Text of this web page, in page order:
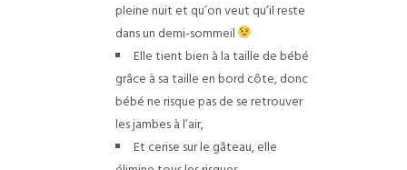
pleine nuit et qu’on veut qu’il reste
dans un demi-sommeil
Elle tient bien à la taille de bébé
grâce à sa taille en bord côte, donc
bébé ne risque pas de se retrouver
les jambes à l’air,
Et cerise sur le gâteau, elle